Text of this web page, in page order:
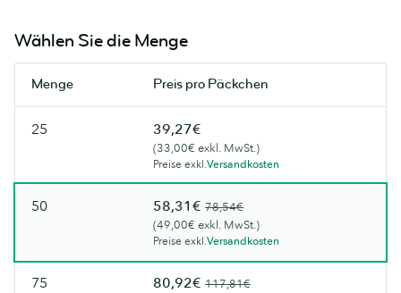
Wählen Sie die Menge
Menge Preis pro Päckchen
25 39,27€
(33,00€ exkl. MwSt.)
Preise exkl.Versandkosten
50 58,31€ 78,54€
(49,00€ exkl. MwSt.)
Preise exkl.Versandkosten
75 80,92€ 117,81€